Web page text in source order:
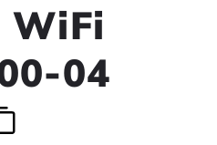
WiFi
04